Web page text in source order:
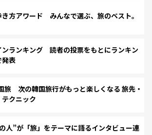
方アワード みんなで選ぶ、旅のベスト。
ンランキング 読者の投票をもとにランキン
発表
旅 次の韓国旅行がもっと楽しくなる 旅先・
クニック
人”が「旅」をテーマに語るインタビュー連